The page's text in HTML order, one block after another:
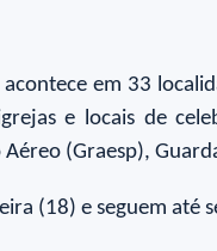
em 33
e locais de
(Graesp),
(18) e seguem